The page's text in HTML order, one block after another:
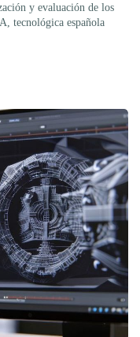
y evaluación de los
tecnológica española